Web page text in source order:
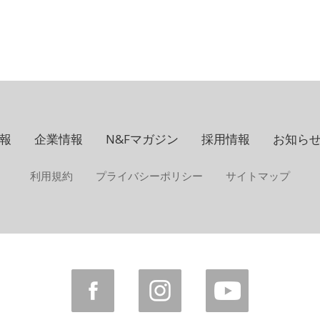
企業情報 N&Fマガジン 採用情報 お知ら
利用規約 プライバシーポリシー サイトマップ